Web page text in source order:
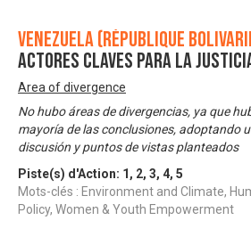
Venezuela (République
Actores Claves para la
Area of divergence
No hubo áreas de divergencias, ya que
mayoría de las conclusiones, adoptando
discusión y puntos de vistas planteados
Piste(s) d'Action: 1 , 2, 3, 4, 5
Mots-clés : Environment and Climate,
Policy, Women & Youth Empowerment